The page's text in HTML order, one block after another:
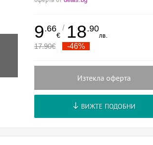
9.66
€
/ 18.90
лв.
17.90€ -46%
Изтекла оферта
ВИЖТЕ ПОДОБНИ